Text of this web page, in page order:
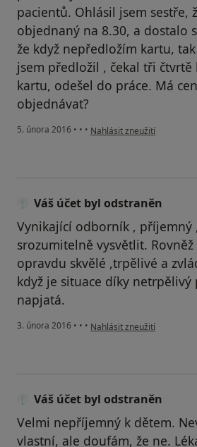
pacientů. Ohlásil jsem sestře,
objednaný na 8.30, a dostalo
že když nepředložím kartu,
jsem předložil , čekal tři čtvrtě
kartu, odešel do práce. Má
objednávat?
5. února 2016 • • • podle názoru uživatele Váš
Nahlásit zneužití
Váš účet byl odstraněn
Vynikající odborník , příjemný
srozumitelně vysvětlit.
opravdu skvělé ,trpělivé a
když je situace díky netrpělivý
napjatá.
3. února 2016 • • • podle názoru uživatele Váš
Nahlásit zneužití
Váš účet byl odstraněn
Velmi nepříjemný k dětem.
vlastní, ale doufám, že ne.